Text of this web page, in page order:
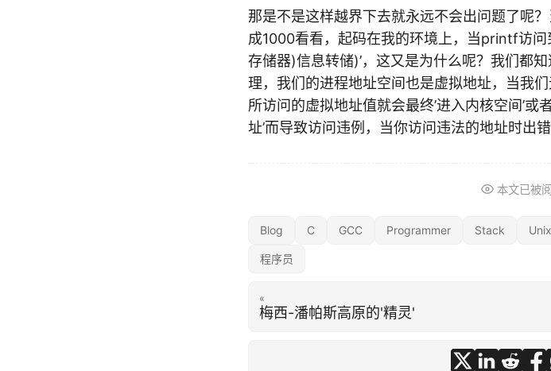
那是不是这样越界下去就永远不会出问题了呢
成1000看看，起码在我的环境上，当printf访
存储器)信息转储)’，这又是为什么呢？我们都
理，我们的进程地址空间也是虚拟地址，当我
所访问的虚拟地址值就会最终’进入内核空间’或
址’而导致访问违例，当你访问违法的地址时出
本文已被
Blog C GCC Programmer Stack Unix
程序员
«
梅西-潘帕斯高原的'精灵'